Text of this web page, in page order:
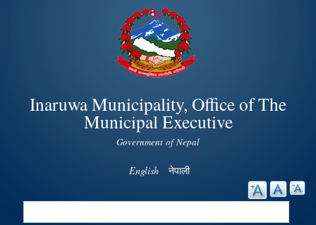
Skip to
main
content
Inaruwa Municipality, Office of The
Municipal Executive
Government of Nepal
English नेपाली
Search